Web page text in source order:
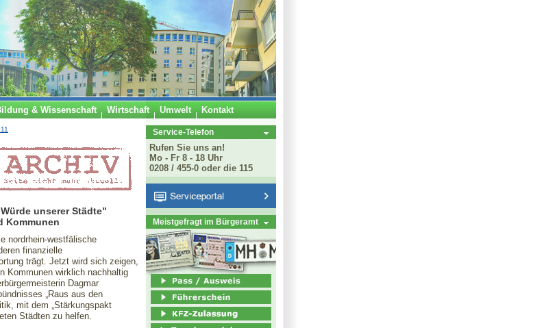
& Wissenschaft Wirtschaft Umwelt Kontakt
unserer Städte"
Kommunen
nordrhein-westfälische
finanzielle
trägt. Jetzt wird sich zeigen,
Kommunen wirklich nachhaltig
Dagmar
„Raus aus den
mit dem „Stärkungspakt
Städten zu helfen.
Service-Telefon
Rufen Sie uns an!
Mo - Fr 8 - 18 Uhr
0208 / 455-0 oder die 115
Meistgefragt im Bürgeramt